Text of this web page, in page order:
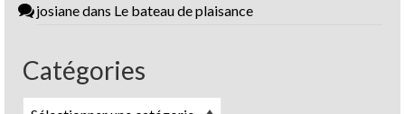
josianedans Le bateau de plaisance
Catégories
Catégories